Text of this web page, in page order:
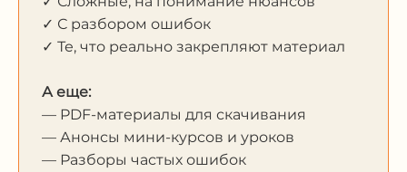
✓ С разбором ошибок
✓ Те, что реально закрепляют материал
А еще:
— PDF-материалы для скачивания
— Анонсы мини-курсов и уроков
— Разборы частых ошибок